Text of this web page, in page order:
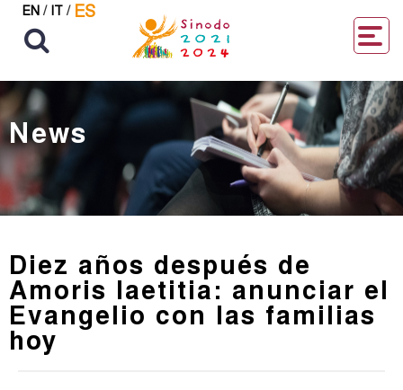
EN / IT / ES
News
Diez años después de
Amoris laetitia: anunciar el
Evangelio con las familias
hoy